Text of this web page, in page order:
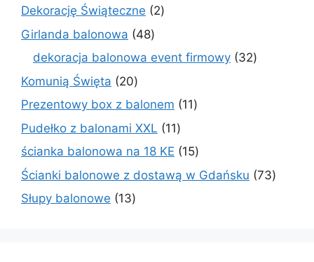
Dekorację Świąteczne 22
Girlanda balonowa 4848
produktów
dekoracja balonowa event firmowy 3232
Komunią Święta 2020
produktów
Prezentowy box z balonem 1111
Pudełko z balonami XXL 1111
produktów
ścianka balonowa na 18 KE 1515
produktów
Ścianki balonowe z dostawą w Gdańsku 7373
Słupy balonowe 1313